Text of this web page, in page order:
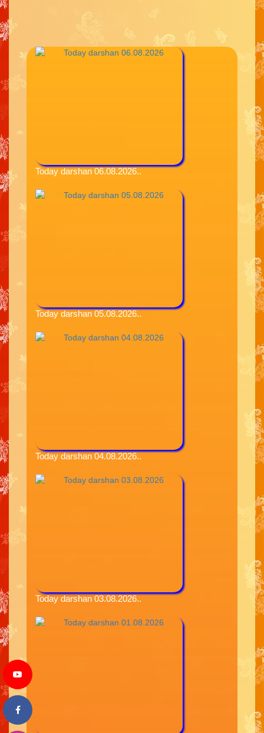
Today darshan 06.08.2026..
Today darshan 05.08.2026..
Today darshan 04.08.2026..
Today darshan 03.08.2026..